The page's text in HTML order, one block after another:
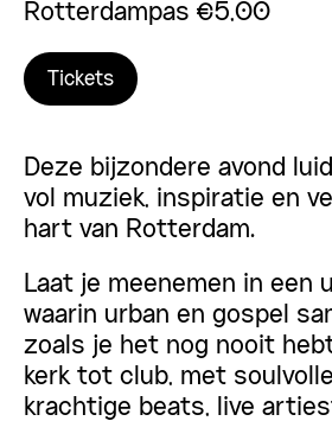
Rotterdampas €5,00
Tickets
Deze bijzondere avond
vol muziek, inspiratie en
hart van Rotterdam.
Laat je meenemen in een
waarin urban en gospel
zoals je het nog nooit
kerk tot club, met
krachtige beats, live